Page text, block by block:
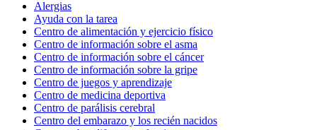
Alergias
Ayuda con la tarea
Centro de alimentación y ejercicio físico
Centro de información sobre el asma
Centro de información sobre el cáncer
Centro de información sobre la gripe
Centro de juegos y aprendizaje
Centro de medicina deportiva
Centro de parálisis cerebral
Centro del embarazo y los recién nacidos